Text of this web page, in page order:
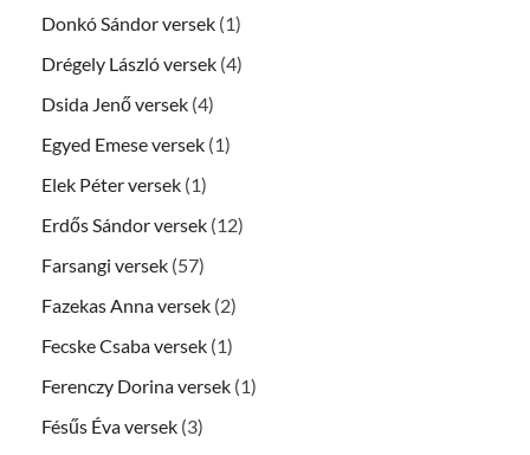
Donkó Sándor versek (1)
Drégely László versek (4)
Dsida Jenő versek (4)
Egyed Emese versek (1)
Elek Péter versek (1)
Erdős Sándor versek (12)
Farsangi versek (57)
Fazekas Anna versek (2)
Fecske Csaba versek (1)
Ferenczy Dorina versek (1)
Fésűs Éva versek (3)